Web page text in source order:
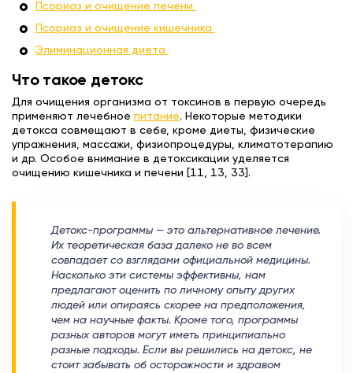
Псориаз и очищение печени
Псориаз и очищение кишечника
Элиминационная диета
Что такое детокс
Для очищения организма от токсинов в первую очередь
применяют лечебное питание. Некоторые методики
детокса совмещают в себе, кроме диеты, физические
упражнения, массажи, физиопроцедуры, климатотерапию
и др. Особое внимание в детоксикации уделяется
очищению кишечника и печени [11, 13, 33].
Детокс-программы — это альтернативное лечение.
Их теоретическая база далеко не во всем
совпадает со взглядами официальной медицины.
Насколько эти системы эффективны, нам
предлагают оценить по личному опыту других
людей или опираясь скорее на предположения,
чем на научные факты. Кроме того, программы
разных авторов могут иметь принципиально
разные подходы. Если вы решились на детокс, не
стоит забывать об осторожности и здравом